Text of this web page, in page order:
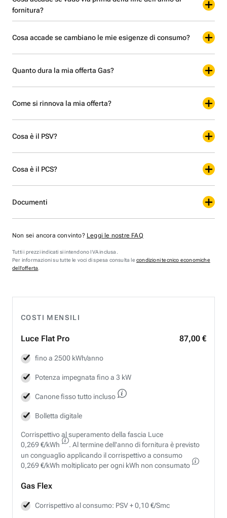
COSTI MENSILI
Luce Flat Pro 87,00 €
fino a 2500 kWh/anno
Potenza impegnata fino a 3 kW
Canone fisso tutto incluso
Bolletta digitale
Corrispettivo al superamento della fascia Luce
0,269 €/kWh
. Al termine dell'anno di fornitura è previsto
un conguaglio applicando il corrispettivo a consumo
0,269 €/kWh moltiplicato per ogni kWh non consumato
Gas Flex
Corrispettivo al consumo: PSV + 0,10 €/Smc
fornitura?
Cosa accade se cambiano le mie esigenze di consumo?
Quanto dura la mia offerta Gas?
Come si rinnova la mia offerta?
Cosa è il PSV?
Cosa è il PCS?
Documenti
Non sei ancora convinto? Leggi le nostre FAQ
Tutti i prezzi indicati si intendono IVA inclusa.
Per informazioni su tutte le voci di spesa consulta le condizioni tecnico economiche
dell'offerta.